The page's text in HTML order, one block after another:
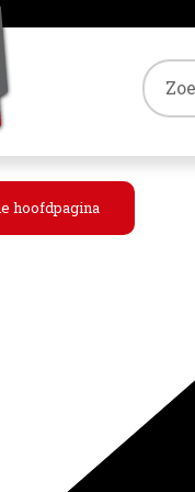
hoofdpagina